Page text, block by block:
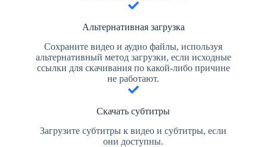
Альтернативная загрузка
Сохраните видео и аудио файлы, используя
альтернативный метод загрузки, если исходные
ссылки для скачивания по какой-либо причине
не работают.
Скачать субтитры
Загрузите субтитры к видео и субтитры, если
они доступны.